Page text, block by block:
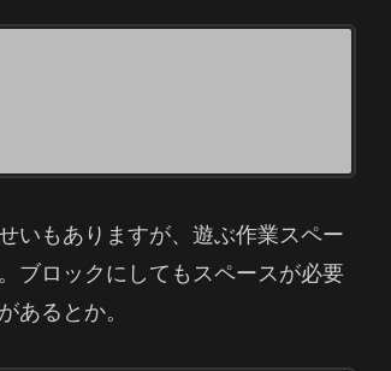
いもありますが、遊ぶ作業スペー
ブロックにしてもスペースが必要
あるとか。